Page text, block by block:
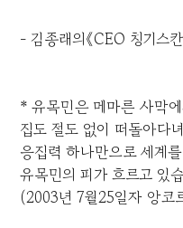
- 김종래의《CEO 칭기스
* 유목민은 메마른 사막
집도 절도 없이 떠돌아다
응집력 하나만으로 세계
유목민의 피가 흐르고 있
(2003년 7월25일자 앙코